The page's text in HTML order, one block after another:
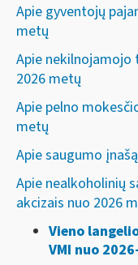
Apie gyventojų
metų
Apie
2026 metų
Apie pelno
metų
Apiesaugumo
Apie nealkoholinių
akcizais nuo 2026
Vieno
VMI nuo